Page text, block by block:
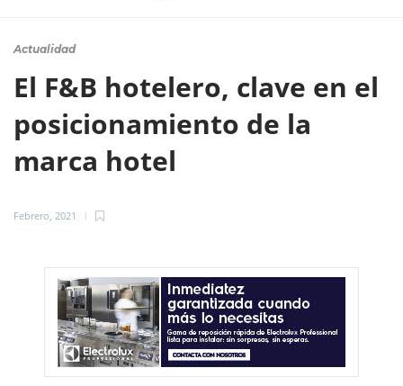
Actualidad
El F&B hotelero, clave en el
posicionamiento de la
marca hotel
Febrero, 2021